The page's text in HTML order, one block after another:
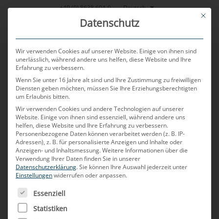
Zum
+49 (0) 8638 604-0 Deutsch
Konfektionierte Mini
Koax-Leitungen für
automotive
Anwendungen
This
Datenschutz
Wir verwenden Cookies auf unserer Website. Einige von ihnen sind
unerlässlich, während andere uns helfen, diese Website und Ihre
Erfahrung zu verbessern.
Wenn Sie unter 16 Jahre alt sind und Ihre Zustimmung zu freiwilligen
Diensten geben möchten, müssen Sie Ihre Erziehungsberechtigten
um Erlaubnis bitten.
Wir verwenden Cookies und andere Technologien auf unserer
Website. Einige von ihnen sind essenziell, während andere uns
helfen, diese Website und Ihre Erfahrung zu verbessern.
Personenbezogene Daten können verarbeitet werden (z. B. IP-
Adressen), z. B. für personalisierte Anzeigen und Inhalte oder
Anzeigen- und Inhaltsmessung.Weitere Informationen über die
Verwendung Ihrer Daten finden Sie in unserer
Datenschutzerklärung.Sie können Ihre Auswahl jederzeit unter
Einstellungenwiderrufen oder anpassen.
ES FOLGT EINE LISTE DER SERVICE-GRUPPEN, FÜR
Essenziell
Statistiken